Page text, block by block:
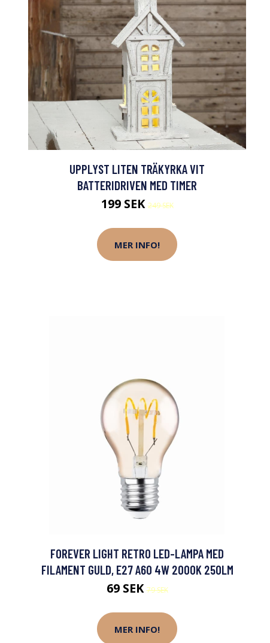
UPPLYST LITEN TRÄKYRKA VIT
BATTERIDRIVEN MED TIMER
199 SEK249 SEK
MER INFO!
FOREVER LIGHT RETRO LED-LAMPA MED
FILAMENT GULD, E27 A60 4W 2000K 250LM
69 SEK79 SEK
MER INFO!